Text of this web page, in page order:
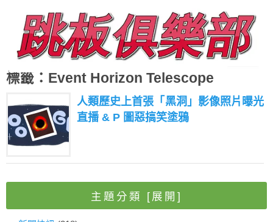
標籤：Event Horizon Telescope
人類歷史上首張「黑洞」影像照片曝光
直播 & P 圖惡搞笑塗鴉
主題分類 [展開]